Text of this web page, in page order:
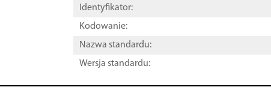
Identyfikator:
Kodowanie:
Nazwa standardu:
Wersja standardu: